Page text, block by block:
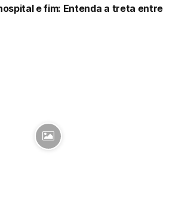
e fim: Entenda a treta entre